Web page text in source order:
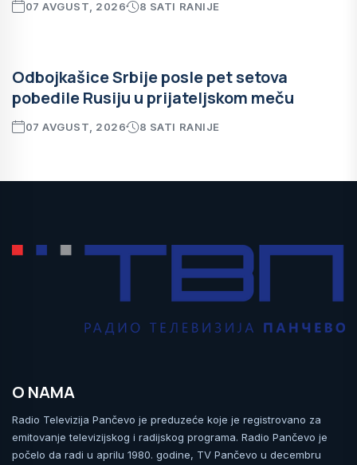
07 AVGUST, 2026 8 SATI RANIJE
Odbojkašice Srbije posle pet setova
pobedile Rusiju u prijateljskom meču
07 AVGUST, 2026 8 SATI RANIJE
O NAMA
Radio Televizija Pančevo je preduzeće koje je registrovano za
emitovanje televizijskog i radijskog programa. Radio Pančevo je
počelo da radi u aprilu 1980. godine, TV Pančevo u decembru